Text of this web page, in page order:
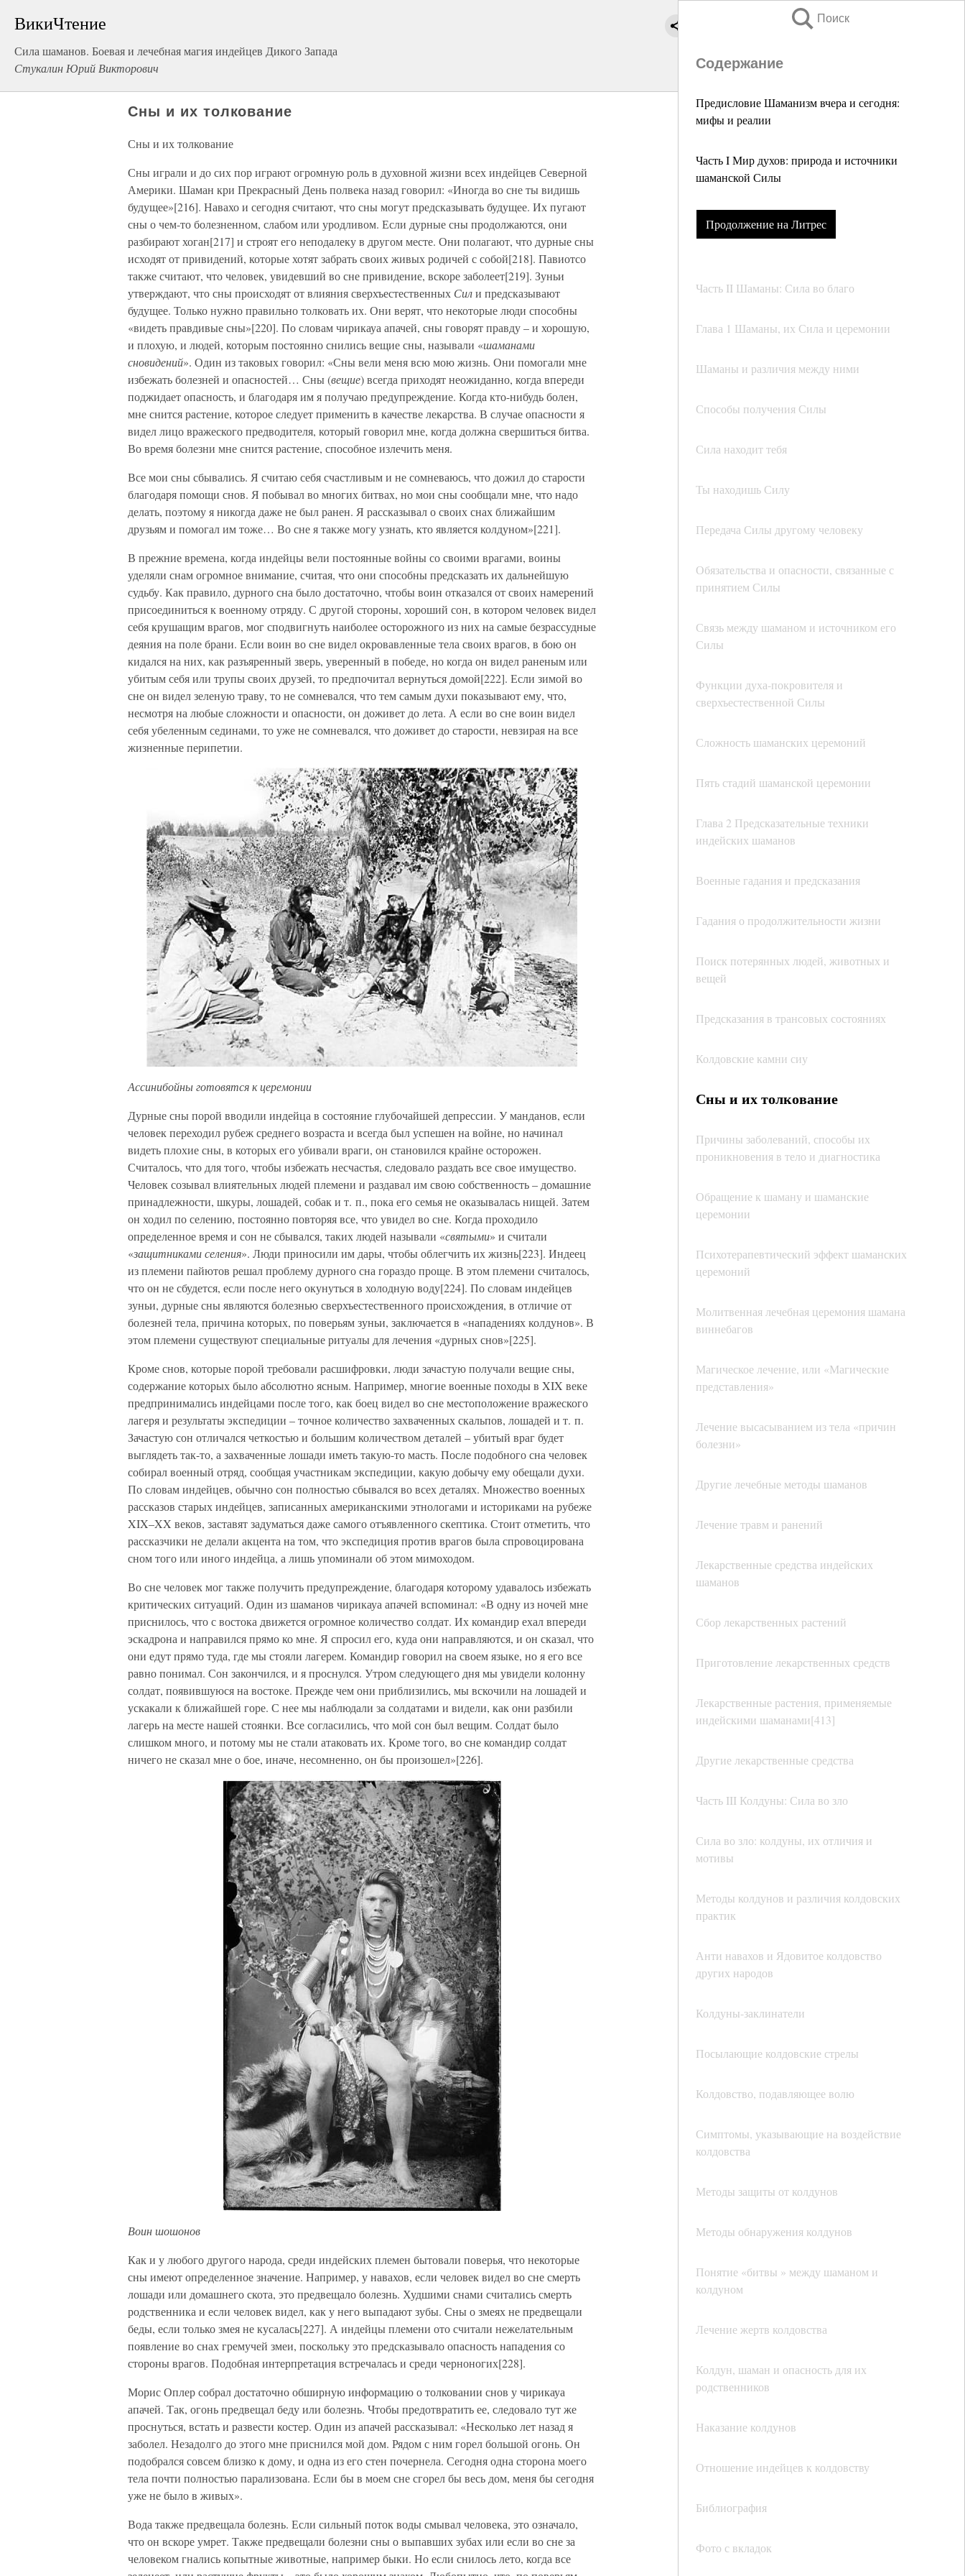
ВикиЧтение
Сила шаманов. Боевая и лечебная магия индейцев Дикого Запада
Стукалин Юрий Викторович
Поиск
Содержание
Предисловие Шаманизм вчера и сегодня:
мифы и реалии
Часть I Мир духов: природа и источники
шаманской Силы
Продолжение на Литрес
Часть II Шаманы: Сила во благо
Глава 1 Шаманы, их Сила и церемонии
Шаманы и различия между ними
Способы получения Силы
Сила находит тебя
Ты находишь Силу
Передача Силы другому человеку
Обязательства и опасности, связанные с
принятием Силы
Связь между шаманом и источником его
Силы
Функции духа-покровителя и
сверхъестественной Силы
Сложность шаманских церемоний
Пять стадий шаманской церемонии
Глава 2 Предсказательные техники
индейских шаманов
Военные гадания и предсказания
Гадания о продолжительности жизни
Поиск потерянных людей, животных и
вещей
Предсказания в трансовых состояниях
Колдовские камни сиу
Сны и их толкование
Причины заболеваний, способы их
проникновения в тело и диагностика
Обращение к шаману и шаманские
церемонии
Психотерапевтический эффект шаманских
церемоний
Молитвенная лечебная церемония шамана
виннебагов
Магическое лечение, или «Магические
представления»
Лечение высасыванием из тела «причин
болезни»
Другие лечебные методы шаманов
Лечение травм и ранений
Лекарственные средства индейских
шаманов
Сбор лекарственных растений
Приготовление лекарственных средств
Лекарственные растения, применяемые
индейскими шаманами[413]
Другие лекарственные средства
Часть III Колдуны: Сила во зло
Сила во зло: колдуны, их отличия и
мотивы
Методы колдунов и различия колдовских
практик
Анти навахов и Ядовитое колдовство
других народов
Колдуны-заклинатели
Посылающие колдовские стрелы
Колдовство, подавляющее волю
Симптомы, указывающие на воздействие
колдовства
Методы защиты от колдунов
Методы обнаружения колдунов
Понятие «битвы » между шаманом и
колдуном
Лечение жертв колдовства
Колдун, шаман и опасность для их
родственников
Наказание колдунов
Отношение индейцев к колдовству
Библиография
Фото с вкладок
Сны и их толкование
Сны и их толкование
Сны играли и до сих пор играют огромную роль в духовной жизни всех индейцев Северной
Америки. Шаман кри Прекрасный День полвека назад говорил: «Иногда во сне ты видишь
будущее»[216]. Навахо и сегодня считают, что сны могут предсказывать будущее. Их пугают
сны о чем-то болезненном, слабом или уродливом. Если дурные сны продолжаются, они
разбирают хоган[217] и строят его неподалеку в другом месте. Они полагают, что дурные сны
исходят от привидений, которые хотят забрать своих живых родичей с собой[218]. Павиотсо
также считают, что человек, увидевший во сне привидение, вскоре заболеет[219]. Зуньи
утверждают, что сны происходят от влияния сверхъестественных Сили предсказывают
будущее. Только нужно правильно толковать их. Они верят, что некоторые люди способны
«видеть правдивые сны»[220]. По словам чирикауа апачей, сны говорят правду – и хорошую,
и плохую, и людей, которым постоянно снились вещие сны, называли «шаманами
сновидений». Один из таковых говорил: «Сны вели меня всю мою жизнь. Они помогали мне
избежать болезней и опасностей… Сны (вещие) всегда приходят неожиданно, когда впереди
поджидает опасность, и благодаря им я получаю предупреждение. Когда кто-нибудь болен,
мне снится растение, которое следует применить в качестве лекарства. В случае опасности я
видел лицо вражеского предводителя, который говорил мне, когда должна свершиться битва.
Во время болезни мне снится растение, способное излечить меня.
Все мои сны сбывались. Я считаю себя счастливым и не сомневаюсь, что дожил до старости
благодаря помощи снов. Я побывал во многих битвах, но мои сны сообщали мне, что надо
делать, поэтому я никогда даже не был ранен. Я рассказывал о своих снах ближайшим
друзьям и помогал им тоже… Во сне я также могу узнать, кто является колдуном»[221].
В прежние времена, когда индейцы вели постоянные войны со своими врагами, воины
уделяли снам огромное внимание, считая, что они способны предсказать их дальнейшую
судьбу. Как правило, дурного сна было достаточно, чтобы воин отказался от своих намерений
присоединиться к военному отряду. С другой стороны, хороший сон, в котором человек видел
себя крушащим врагов, мог сподвигнуть наиболее осторожного из них на самые безрассудные
деяния на поле брани. Если воин во сне видел окровавленные тела своих врагов, в бою он
кидался на них, как разъяренный зверь, уверенный в победе, но когда он видел раненым или
убитым себя или трупы своих друзей, то предпочитал вернуться домой[222]. Если зимой во
сне он видел зеленую траву, то не сомневался, что тем самым духи показывают ему, что,
несмотря на любые сложности и опасности, он доживет до лета. А если во сне воин видел
себя убеленным сединами, то уже не сомневался, что доживет до старости, невзирая на все
жизненные перипетии.
Ассинибойны готовятся к церемонии
Дурные сны порой вводили индейца в состояние глубочайшей депрессии. У манданов, если
человек переходил рубеж среднего возраста и всегда был успешен на войне, но начинал
видеть плохие сны, в которых его убивали враги, он становился крайне осторожен.
Считалось, что для того, чтобы избежать несчастья, следовало раздать все свое имущество.
Человек созывал влиятельных людей племени и раздавал им свою собственность – домашние
принадлежности, шкуры, лошадей, собак и т. п., пока его семья не оказывалась нищей. Затем
он ходил по селению, постоянно повторяя все, что увидел во сне. Когда проходило
определенное время и сон не сбывался, таких людей называли «святыми» и считали
«защитниками селения». Люди приносили им дары, чтобы облегчить их жизнь[223]. Индеец
из племени пайютов решал проблему дурного сна гораздо проще. В этом племени считалось,
что он не сбудется, если после него окунуться в холодную воду[224]. По словам индейцев
зуньи, дурные сны являются болезнью сверхъестественного происхождения, в отличие от
болезней тела, причина которых, по поверьям зуньи, заключается в «нападениях колдунов». В
этом племени существуют специальные ритуалы для лечения «дурных снов»[225].
Кроме снов, которые порой требовали расшифровки, люди зачастую получали вещие сны,
содержание которых было абсолютно ясным. Например, многие военные походы в XIX веке
предпринимались индейцами после того, как боец видел во сне местоположение вражеского
лагеря и результаты экспедиции – точное количество захваченных скальпов, лошадей и т. п.
Зачастую сон отличался четкостью и большим количеством деталей – убитый враг будет
выглядеть так-то, а захваченные лошади иметь такую-то масть. После подобного сна человек
собирал военный отряд, сообщая участникам экспедиции, какую добычу ему обещали духи.
По словам индейцев, обычно сон полностью сбывался во всех деталях. Множество военных
рассказов старых индейцев, записанных американскими этнологами и историками на рубеже
XIX–XX веков, заставят задуматься даже самого отъявленного скептика. Стоит отметить, что
рассказчики не делали акцента на том, что экспедиция против врагов была спровоцирована
сном того или иного индейца, а лишь упоминали об этом мимоходом.
Во сне человек мог также получить предупреждение, благодаря которому удавалось избежать
критических ситуаций. Один из шаманов чирикауа апачей вспоминал: «В одну из ночей мне
приснилось, что с востока движется огромное количество солдат. Их командир ехал впереди
эскадрона и направился прямо ко мне. Я спросил его, куда они направляются, и он сказал, что
они едут прямо туда, где мы стояли лагерем. Командир говорил на своем языке, но я его все
равно понимал. Сон закончился, и я проснулся. Утром следующего дня мы увидели колонну
солдат, появившуюся на востоке. Прежде чем они приблизились, мы вскочили на лошадей и
ускакали к ближайшей горе. С нее мы наблюдали за солдатами и видели, как они разбили
лагерь на месте нашей стоянки. Все согласились, что мой сон был вещим. Солдат было
слишком много, и потому мы не стали атаковать их. Кроме того, во сне командир солдат
ничего не сказал мне о бое, иначе, несомненно, он бы произошел»[226].
Воин шошонов
Как и у любого другого народа, среди индейских племен бытовали поверья, что некоторые
сны имеют определенное значение. Например, у навахов, если человек видел во сне смерть
лошади или домашнего скота, это предвещало болезнь. Худшими снами считались смерть
родственника и если человек видел, как у него выпадают зубы. Сны о змеях не предвещали
беды, если только змея не кусалась[227]. А индейцы племени ото считали нежелательным
появление во снах гремучей змеи, поскольку это предсказывало опасность нападения со
стороны врагов. Подобная интерпретация встречалась и среди черноногих[228].
Морис Оплер собрал достаточно обширную информацию о толковании снов у чирикауа
апачей. Так, огонь предвещал беду или болезнь. Чтобы предотвратить ее, следовало тут же
проснуться, встать и развести костер. Один из апачей рассказывал: «Несколько лет назад я
заболел. Незадолго до этого мне приснился мой дом. Рядом с ним горел большой огонь. Он
подобрался совсем близко к дому, и одна из его стен почернела. Сегодня одна сторона моего
тела почти полностью парализована. Если бы в моем сне сгорел бы весь дом, меня бы сегодня
уже не было в живых».
Вода также предвещала болезнь. Если сильный поток воды смывал человека, это означало,
что он вскоре умрет. Также предвещали болезни сны о выпавших зубах или если во сне за
человеком гнались копытные животные, например быки. Но если снилось лето, когда все